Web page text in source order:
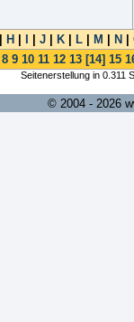
H J K L M N
8 9 10 11 12 13 [14] 15
Seitenerstellung in 0.311
© 2004 - 2026